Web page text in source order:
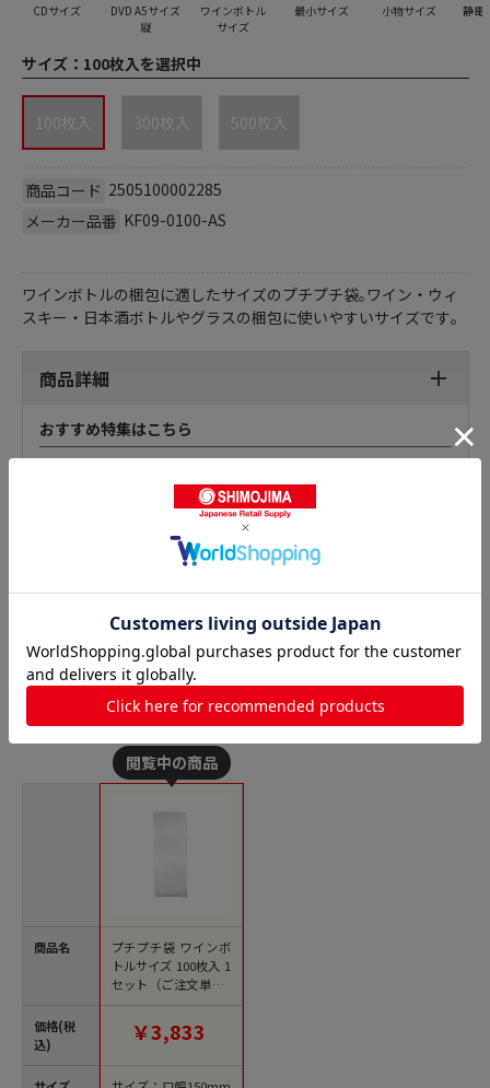
CDサイズ
DVD A5サイズ
縦
ワインボトル
サイズ
最小サイズ 小物サイズ
静電
サイズ： 100枚入を選択中
100枚入 300枚入 500枚入
商品コード 2505100002285
メーカー品番 KF09-0100-AS
ワインボトルの梱包に適したサイズのプチプチ袋｡ワイン・ウィ
スキー・日本酒ボトルやグラスの梱包に使いやすいサイズです｡
商品詳細
おすすめ特集はこちら
プチプチ袋（エアキャップ袋）の人気商品との比較
商品名
価格(税
込)
プチプチ袋 ワインボ
トルサイズ 100枚入 1
セット（ご注文単位1
セット）【直送品】
￥3,833